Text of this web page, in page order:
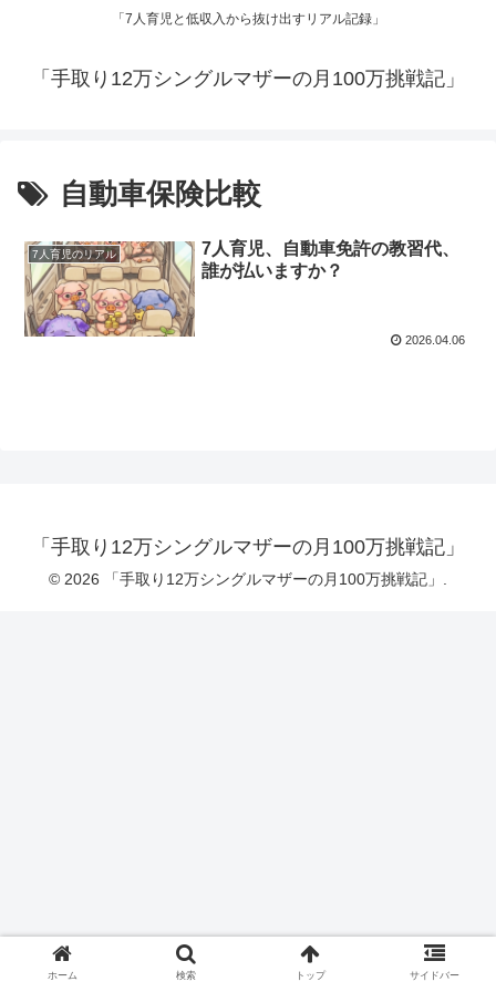
「7人育児と低収入から抜け出すリアル記録」
「手取り12万シングルマザーの月100万挑戦記」
自動車保険比較
7人育児のリアル
7人育児、自動車免許の教習代、
誰が払いますか？
2026.04.06
「手取り12万シングルマザーの月100万挑戦記」
© 2026 「手取り12万シングルマザーの月100万挑戦記」.
ホーム 検索 トップ サイドバー